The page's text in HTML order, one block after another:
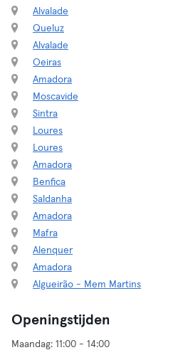
Alvalade
Queluz
Alvalade
Oeiras
Amadora
Moscavide
Sintra
Loures
Loures
Amadora
Benfica
Saldanha
Amadora
Mafra
Alenquer
Amadora
Algueirão - Mem Martins
Openingstijden
Maandag: 11:00 - 14:00